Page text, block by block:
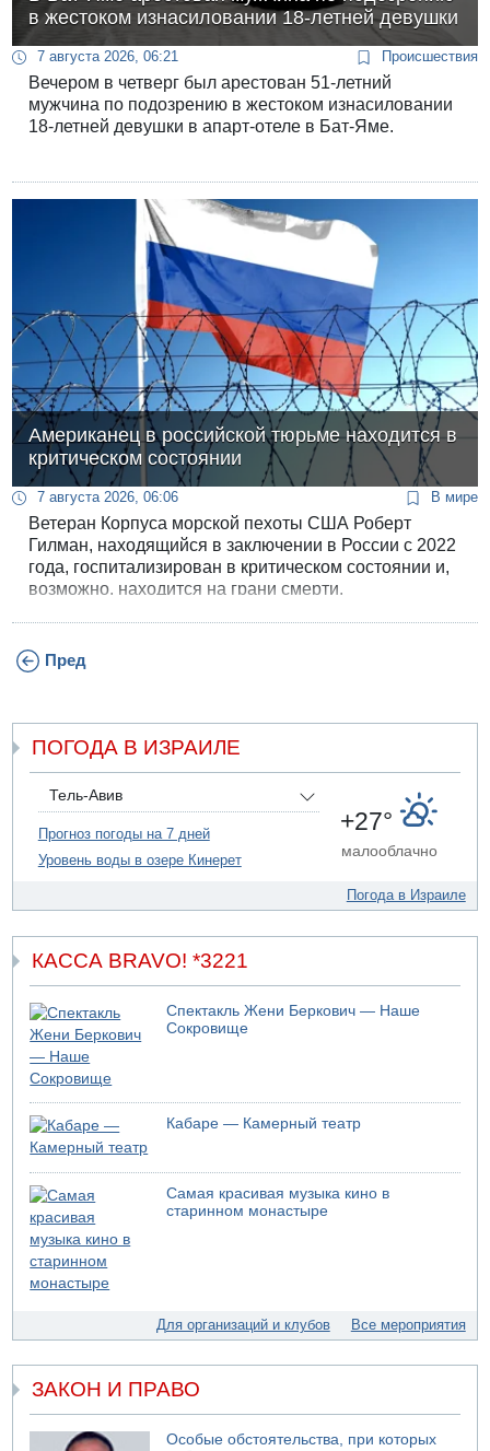
в жестоком изнасиловании 18-летней девушки
7 августа 2026, 06:21 Происшествия
Вечером в четверг был арестован 51-летний
мужчина по подозрению в жестоком изнасиловании
18-летней девушки в апарт-отеле в Бат-Яме.
Американец в российской тюрьме находится в
критическом состоянии
7 августа 2026, 06:06 В мире
Ветеран Корпуса морской пехоты США Роберт
Гилман, находящийся в заключении в России с 2022
года, госпитализирован в критическом состоянии и,
возможно, находится на грани смерти.
Пред
ПОГОДА В ИЗРАИЛЕ
Тель-Авив
Прогноз погоды на 7 дней
Уровень воды в озере Кинерет
+27°
малооблачно
Погода в Израиле
КАССА BRAVO! *3221
Спектакль Жени Беркович — Наше
Сокровище
Кабаре — Камерный театр
Самая красивая музыка кино в
старинном монастыре
Для организаций и клубов Все мероприятия
ЗАКОН И ПРАВО
Особые обстоятельства, при которых